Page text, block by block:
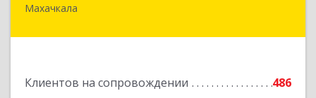
Махачкала
Клиентов на сопровождении
486
367030, Дагестан Респ, Махачкала г, И.Казака